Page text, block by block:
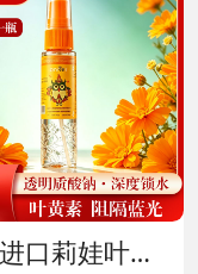
泰国进口莉娃叶黄素精华护眼液 货号142036